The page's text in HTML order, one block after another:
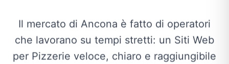
Il mercato di Ancona è fatto di operatori
che lavorano su tempi stretti: un Siti Web
per Pizzerie veloce, chiaro e raggiungibile